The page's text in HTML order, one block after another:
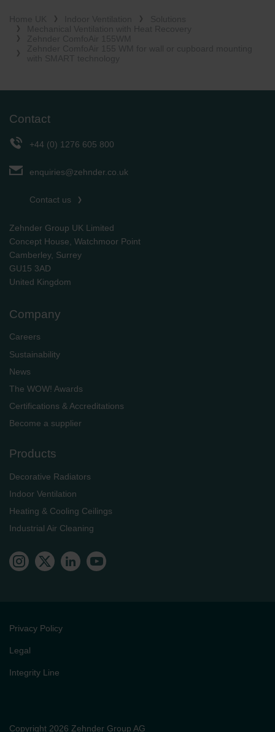
Contact
+44 (0) 1276 605 800
enquiries@zehnder.co.uk
Contact us
Zehnder Group UK Limited
Concept House, Watchmoor Point
Camberley, Surrey
GU15 3AD
​​​​​​​United Kingdom
Company
Careers
Sustainability
News
The WOW! Awards
Certifications & Accreditations
Become a supplier
Products
Decorative Radiators
Indoor Ventilation
Heating & Cooling Ceilings
Industrial Air Cleaning
Copyright 2026 Zehnder Group AG
Privacy Policy
Legal
Integrity Line